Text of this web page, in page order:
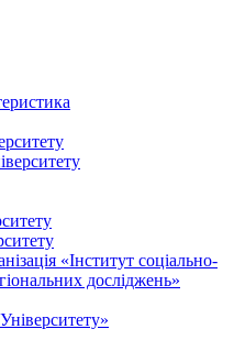
«Інститут соціально-
досліджень»